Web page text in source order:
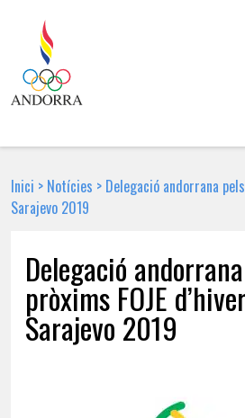
Inici > Notícies > Delegació andorrana
Sarajevo 2019
Delegació
pròxims FOJE
Sarajevo 2019